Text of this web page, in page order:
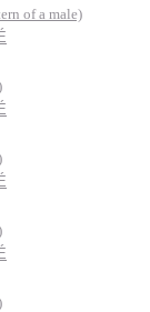
of a male)